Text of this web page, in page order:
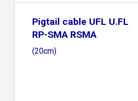
Pigtail cable UFL U.FL
RP-SMA RSMA
(20cm)